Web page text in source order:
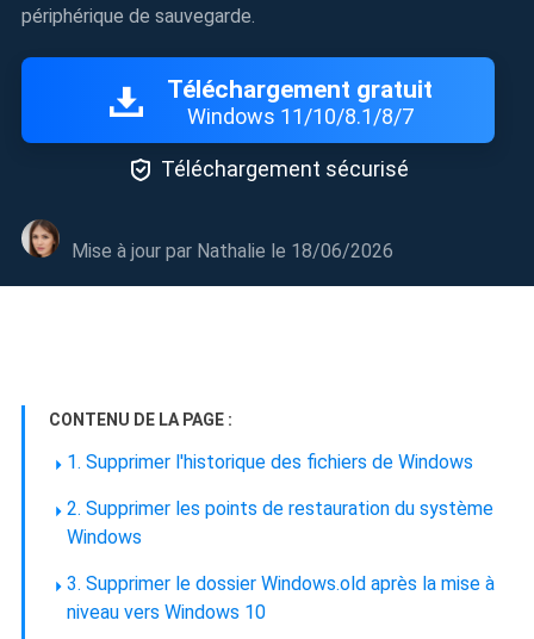
périphérique de sauvegarde.
Téléchargement gratuit
Windows 11/10/8.1/8/7
 Téléchargement sécurisé
Mise à jour par Nathalie le 18/06/2026
CONTENU DE LA PAGE :
1. Supprimer l'historique des fichiers de Windows
2. Supprimer les points de restauration du système
Windows
3. Supprimer le dossier Windows.old après la mise à
niveau vers Windows 10